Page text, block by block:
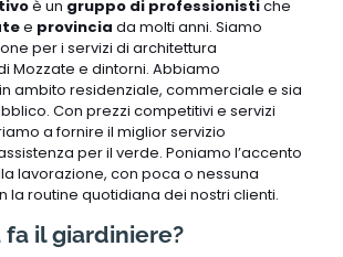
è un gruppo di professionistiche
e provincia da molti anni. Siamo
per i servizi di architettura
Mozzate e dintorni. Abbiamo
ambito residenziale, commerciale e sia
Con prezzi competitivi e servizi
a fornire il ​​miglior servizio
per il verde. Poniamo l’accento
lavorazione, con poca o nessuna
la routine quotidiana dei nostri clienti.
fa il giardiniere?